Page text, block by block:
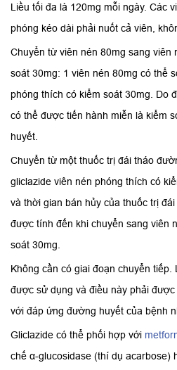
Liều tối đa là 120mg mỗi ngày. Các
phóng kéo dài phải nuốt cả viên,
Chuyển từ viên nén 80mg sang viên
soát 30mg: 1 viên nén 80mg có thể
phóng thích có kiểm soát 30mg. Do
có thể được tiến hành miễn là kiểm
huyết.
Chuyển từ một thuốc trị đái tháo
gliclazide viên nén phóng thích có
và thời gian bán hủy của thuốc trị
được tính đến khi chuyển sang viên
soát 30mg.
Không cần có giai đoạn chuyển
được sử dụng và điều này phải
với đáp ứng đường huyết của bệnh
Gliclazide có thể phối hợp với
chế α-glucosidase (thí dụ acarbose)